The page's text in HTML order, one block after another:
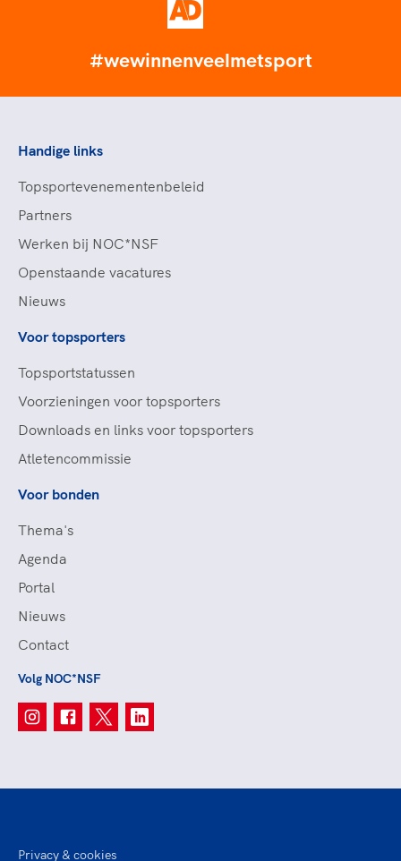
#wewinnenveelmetsport
Handige links
Topsportevenementenbeleid
Partners
Werken bij NOC*NSF
Openstaande vacatures
Nieuws
Voor topsporters
Topsportstatussen
Voorzieningen voor topsporters
Downloads en links voor topsporters
Atletencommissie
Voor bonden
Thema's
Agenda
Portal
Nieuws
Contact
Volg NOC*NSF
Privacy & cookies